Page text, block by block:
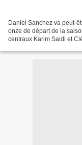
Daniel Sanchez va peut-
onze de départ de la
centraux Karim Saidi et